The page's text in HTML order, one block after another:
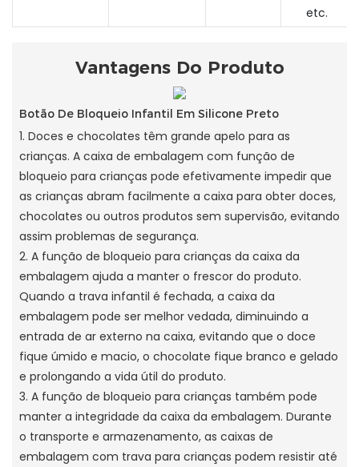
etc.
Vantagens Do Produto
Botão De Bloqueio Infantil Em Silicone Preto
1. Doces e chocolates têm grande apelo para as
crianças. A caixa de embalagem com função de
bloqueio para crianças pode efetivamente impedir que
as crianças abram facilmente a caixa para obter doces,
chocolates ou outros produtos sem supervisão, evitando
assim problemas de segurança.
2. A função de bloqueio para crianças da caixa da
embalagem ajuda a manter o frescor do produto.
Quando a trava infantil é fechada, a caixa da
embalagem pode ser melhor vedada, diminuindo a
entrada de ar externo na caixa, evitando que o doce
fique úmido e macio, o chocolate fique branco e gelado
e prolongando a vida útil do produto.
3. A função de bloqueio para crianças também pode
manter a integridade da caixa da embalagem. Durante
o transporte e armazenamento, as caixas de
embalagem com trava para crianças podem resistir até